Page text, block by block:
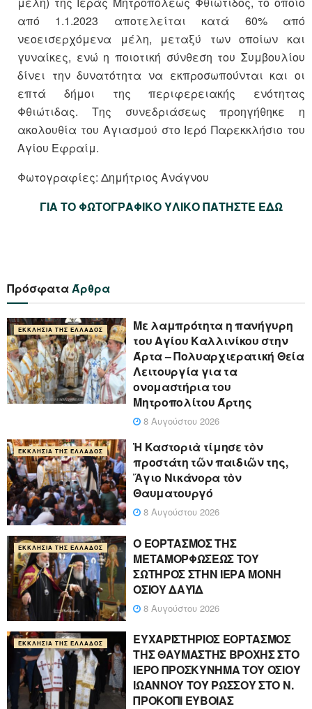
από 1.1.2023 αποτελείται κατά 60% από
νεοεισερχόμενα μέλη, μεταξύ των οποίων και
γυναίκες, ενώ η ποιοτική σύνθεση του Συμβουλίου
δίνει την δυνατότητα να εκπροσωπούνται και οι
επτά δήμοι της περιφερειακής ενότητας
Φθιώτιδας. Της συνεδριάσεως προηγήθηκε η
ακολουθία του Αγιασμού στο Ιερό Παρεκκλήσιο του
Αγίου Εφραίμ.
Φωτογραφίες: Δημήτριος Ανάγνου
ΓΙΑ ΤΟ ΦΩΤΟΓΡΑΦΙΚΟ ΥΛΙΚΟ ΠΑΤΗΣΤΕ ΕΔΩ
ΠρόσφαταΆρθρα
ΕΚΚΛΗΣΊΑ ΤΗΣ ΕΛΛΆΔΟΣ
Με λαμπρότητα η πανήγυρη
του Αγίου Καλλινίκου στην
Άρτα – Πολυαρχιερατική Θεία
Λειτουργία για τα
ονομαστήρια του
Μητροπολίτου Άρτης
8 Αυγούστου 2026
ΕΚΚΛΗΣΊΑ ΤΗΣ ΕΛΛΆΔΟΣ
Ἡ Καστοριὰ τίμησε τὸν
προστάτη τῶν παιδιῶν της,
Ἅγιο Νικάνορα τὸν
Θαυματουργό
8 Αυγούστου 2026
ΕΚΚΛΗΣΊΑ ΤΗΣ ΕΛΛΆΔΟΣ
Ο ΕΟΡΤΑΣΜΟΣ ΤΗΣ
ΜΕΤΑΜΟΡΦΩΣΕΩΣ ΤΟΥ
ΣΩΤΗΡΟΣ ΣΤΗΝ ΙΕΡΑ ΜΟΝΗ
ΟΣΙΟΥ ΔΑΥΪΔ
8 Αυγούστου 2026
ΕΚΚΛΗΣΊΑ ΤΗΣ ΕΛΛΆΔΟΣ
ΕΥΧΑΡΙΣΤΗΡΙΟΣ ΕΟΡΤΑΣΜΟΣ
ΤΗΣ ΘΑΥΜΑΣΤΗΣ ΒΡΟΧΗΣ ΣΤΟ
ΙΕΡΟ ΠΡΟΣΚΥΝΗΜΑ ΤΟΥ ΟΣΙΟΥ
ΙΩΑΝΝΟΥ ΤΟΥ ΡΩΣΣΟΥ ΣΤΟ Ν.
ΠΡΟΚΟΠΙ ΕΥΒΟΙΑΣ